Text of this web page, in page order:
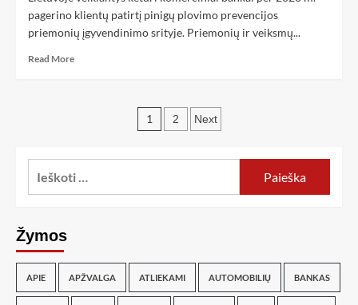
pagerino klientų patirtį pinigų plovimo prevencijos
priemonių įgyvendinimo srityje. Priemonių ir veiksmų...
Read More
1 2 Next
Žymos
APIE APŽVALGA ATLIEKAMI AUTOMOBILIŲ BANKAS